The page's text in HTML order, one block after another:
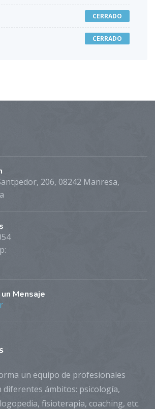
CERRADO
CERRADO
206, 08242 Manresa,
Mensaje
un equipo de profesionales
diferentes ámbitos: psicología,
fisioterapia, coaching, etc.